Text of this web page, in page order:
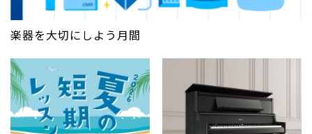
楽器を大切にしよう月間